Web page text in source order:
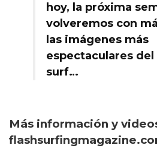
hoy, la próxima
volveremos con
las imágenes más
espectaculares del
surf…
Más información y